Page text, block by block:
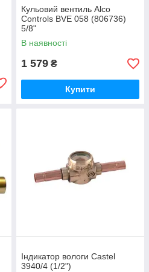
Кульовий вентиль Alco
Controls BVE 058 (806736)
5/8"
В наявності
1 579 ₴
Купити
Індикатор вологи Castel
3940/4 (1/2")